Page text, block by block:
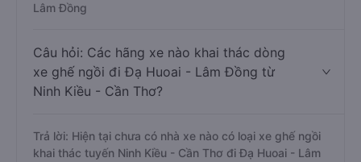
Lâm Đồng
Câu hỏi: Các hãng xe nào khai thác dòng
xe ghế ngồi đi Đạ Huoai - Lâm Đồng từ
Ninh Kiều - Cần Thơ?
Trả lời: Hiện tại chưa có nhà xe nào có loại xe ghế ngồi
khai thác tuyến Ninh Kiều - Cần Thơ đi Đạ Huoai - Lâm